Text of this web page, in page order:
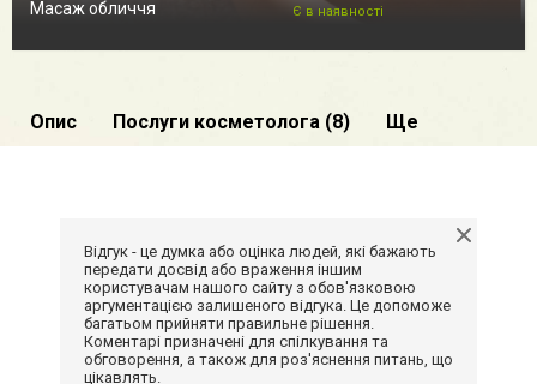
Масаж обличчя Є в наявності
Опис Послуги косметолога (8) Ще
Відгук - це думка або оцінка людей, які бажають
передати досвід або враження іншим
користувачам нашого сайту з обов'язковою
аргументацією залишеного відгука. Це допоможе
багатьом прийняти правильне рішення.
Коментарі призначені для спілкування та
обговорення, а також для роз'яснення питань, що
цікавлять.